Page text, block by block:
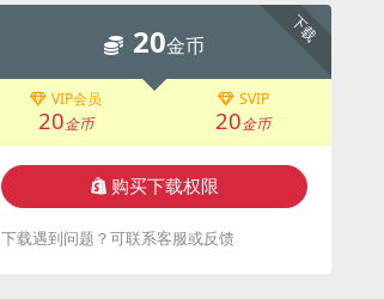
下载
20金币
VIP会员
20金币
SVIP
20金币
购买下载权限
下载遇到问题？可联系客服或反馈